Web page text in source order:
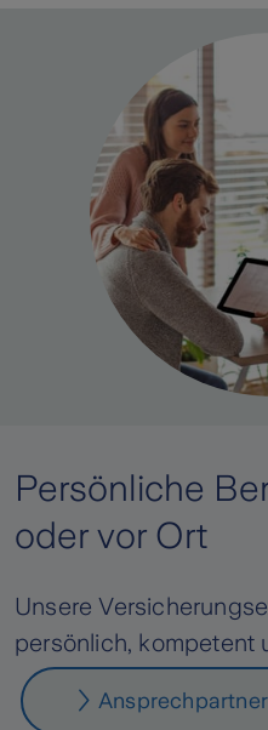
Persönliche
oder vor Ort
Unsere
persönlich, kompetent